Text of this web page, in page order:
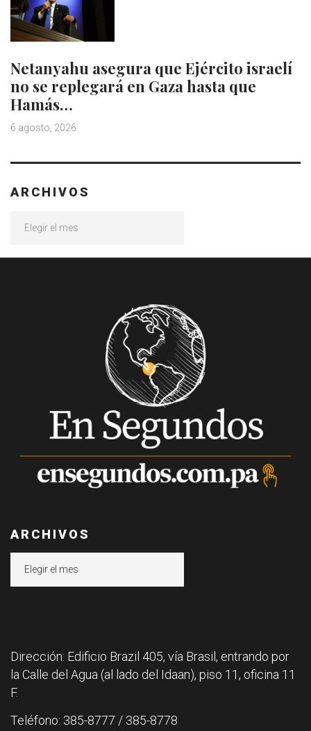
Netanyahu asegura que Ejército israelí
no se replegará en Gaza hasta que
Hamás…
6 agosto, 2026
ARCHIVOS
ARCHIVOS
Dirección: Edificio Brazil 405, vía Brasil, entrando por
la Calle del Agua (al lado del Idaan), piso 11, oficina 11
F.
Teléfono: 385-8777 / 385-8778